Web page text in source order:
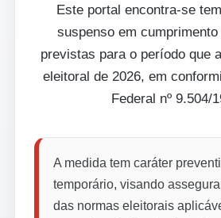
Este portal encontra-se
suspenso em
previstas para o período que
eleitoral de 2026, em
Federal nº 9.504/
A medida tem caráter
temporário, visando
das normas eleitorais